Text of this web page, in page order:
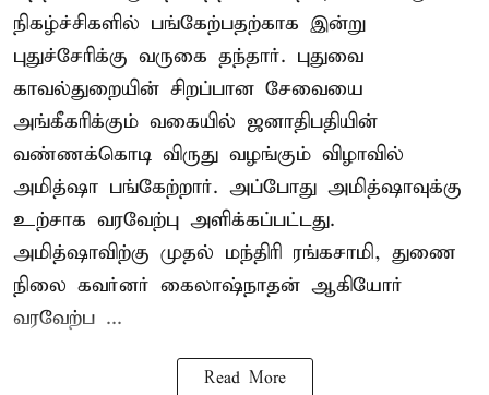
நிகழ்ச்சிகளில் பங்கேற்பதற்காக இன்று
புதுச்சேரிக்கு வருகை தந்தார். புதுவை
காவல்துறையின் சிறப்பான சேவையை
அங்கீகரிக்கும் வகையில் ஜனாதிபதியின்
வண்ணக்கொடி விருது வழங்கும் விழாவில்
அமித்ஷா பங்கேற்றார். அப்போது அமித்ஷாவுக்கு
உற்சாக வரவேற்பு அளிக்கப்பட்டது.
அமித்ஷாவிற்கு முதல் மந்திரி ரங்கசாமி, துணை
நிலை கவர்னர் கைலாஷ்நாதன் ஆகியோர்
வரவேற்ப ...
Read More